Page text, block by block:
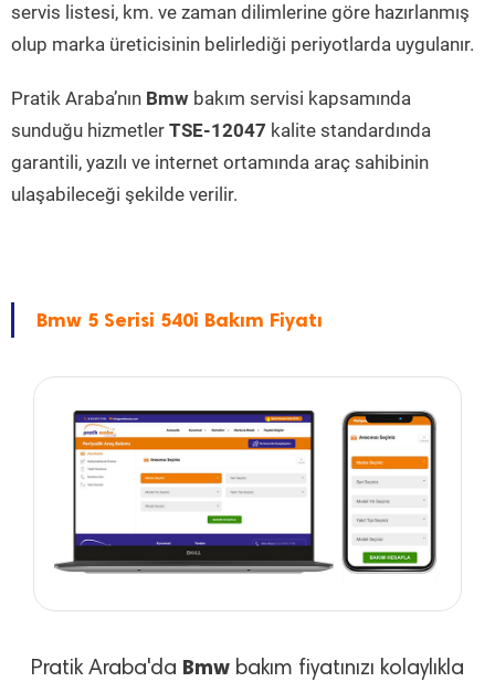
servis listesi, km. ve zaman dilimlerine göre hazırlanmış
olup marka üreticisinin belirlediği periyotlarda uygulanır.
Pratik Araba’nın Bmw bakım servisi kapsamında
sunduğu hizmetler TSE-12047 kalite standardında
garantili, yazılı ve internet ortamında araç sahibinin
ulaşabileceği şekilde verilir.
Bmw 5 Serisi 540i Bakım Fiyatı
Pratik Araba'da Bmw bakım fiyatınızı kolaylıkla